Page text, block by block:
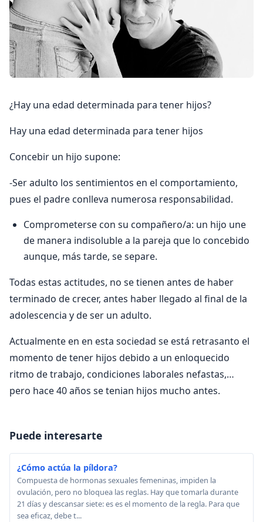
¿Hay una edad determinada para tener hijos?
Hay una edad determinada para tener hijos
Concebir un hijo supone:
-Ser adulto los sentimientos en el comportamiento,
pues el padre conlleva numerosa responsabilidad.
Comprometerse con su compañero/a: un hijo une
de manera indisoluble a la pareja que lo concebido
aunque, más tarde, se separe.
Todas estas actitudes, no se tienen antes de haber
terminado de crecer, antes haber llegado al final de la
adolescencia y de ser un adulto.
Actualmente en en esta sociedad se está retrasanto el
momento de tener hijos debido a un enloquecido
ritmo de trabajo, condiciones laborales nefastas,…
pero hace 40 años se tenian hijos mucho antes.
Puede interesarte
¿Cómo actúa la píldora?
Compuesta de hormonas sexuales femeninas, impiden la
ovulación, pero no bloquea las reglas. Hay que tomarla durante
21 días y descansar siete: es es el momento de la regla. Para que
sea eficaz, debe t...